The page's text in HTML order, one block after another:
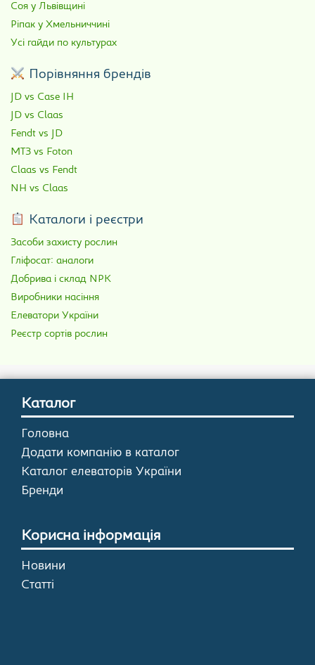
Соя у Львівщині
Ріпак у Хмельниччині
Усі гайди по культурах
Порівняння брендів
JD vs Case IH
JD vs Claas
Fendt vs JD
МТЗ vs Foton
Claas vs Fendt
NH vs Claas
Каталоги і реєстри
Засоби захисту рослин
Гліфосат: аналоги
Добрива і склад NPK
Виробники насіння
Елеватори України
Реєстр сортів рослин
Каталог
Головна
Додати компанію в каталог
Каталог елеваторів України
Бренди
Корисна інформація
Новини
Статті